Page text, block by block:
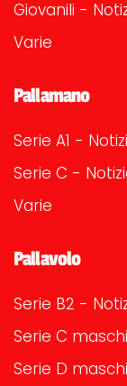
Giovanili -
Varie
Pallamano
Serie A1 -
Serie C -
Varie
Pallavolo
Serie B2 -
Serie C
Serie D